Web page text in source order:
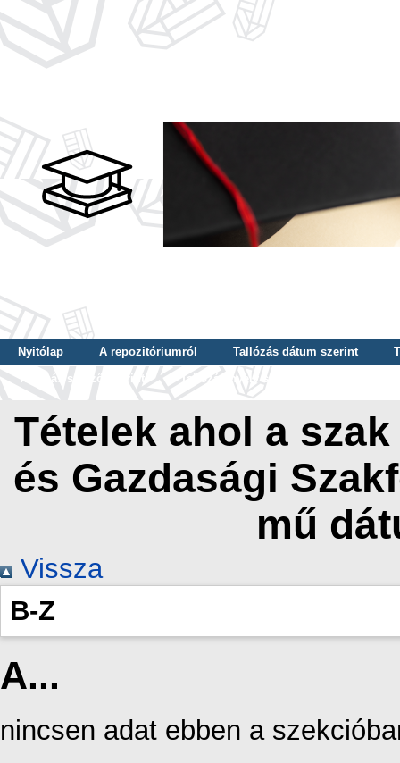
Nyitólap A repozitóriumról Tallózás dátum szerint
Tallózás szerző szerint
Tallózás nyelv szerint
Tételek ahol a
és Gazdasági
mű
Vissza
B-Z
A...
nincsen adat ebben a